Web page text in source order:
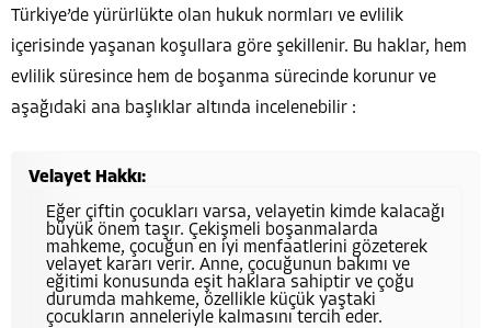
Türkiye’de yürürlükte olan hukuk normları ve evlilik
içerisinde yaşanan koşullara göre şekillenir. Bu haklar, hem
evlilik süresince hem de boşanma sürecinde korunur ve
aşağıdaki ana başlıklar altında incelenebilir :
Velayet Hakkı:
Eğer çiftin çocukları varsa, velayetin kimde kalacağı
büyük önem taşır. Çekişmeli boşanmalarda
mahkeme, çocuğun en iyi menfaatlerini gözeterek
velayet kararı verir. Anne, çocuğunun bakımı ve
eğitimi konusunda eşit haklara sahiptir ve çoğu
durumda mahkeme, özellikle küçük yaştaki
çocukların anneleriyle kalmasını tercih eder.